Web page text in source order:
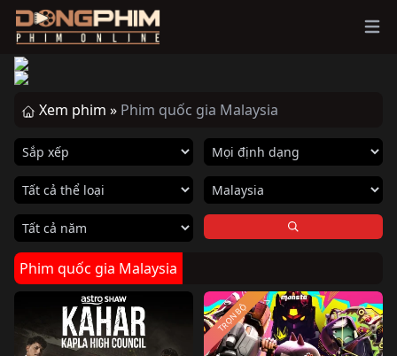
Xem phim » Phim quốc gia Malaysia
Phim quốc gia Malaysia
TRỌN BỘ